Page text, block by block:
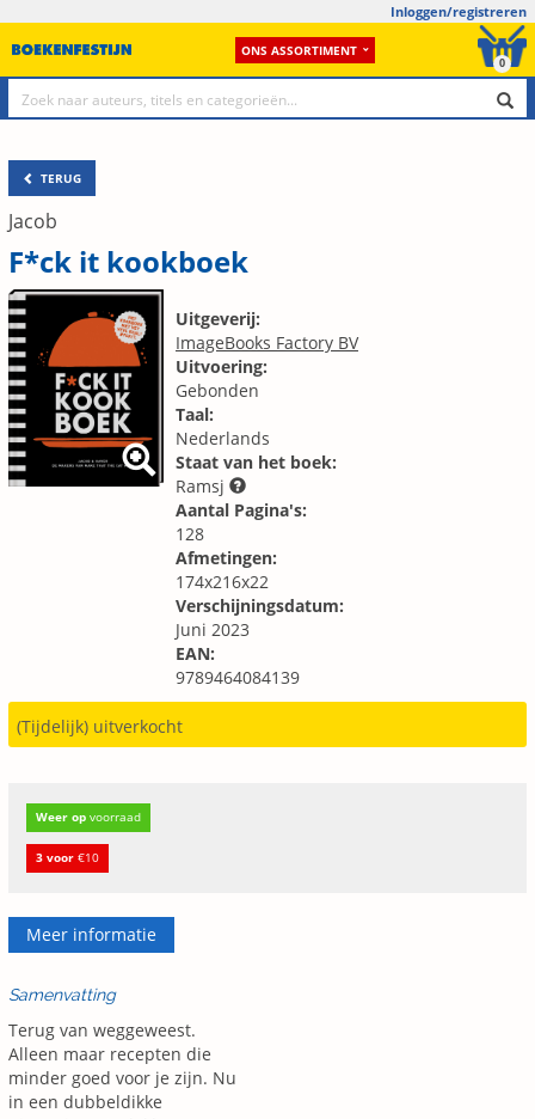
Inloggen/registreren
ONS ASSORTIMENT
0
TERUG
Jacob
F*ck it kookboek
Uitgeverij:
ImageBooks Factory BV
Uitvoering:
Gebonden
Taal:
Nederlands
Staat van het boek:
Ramsj
Aantal Pagina's:
128
Afmetingen:
174x216x22
Verschijningsdatum:
Juni 2023
EAN:
9789464084139
(Tijdelijk) uitverkocht
Weer op voorraad
3 voor €10
Meer informatie
Samenvatting
Terug van weggeweest.
Alleen maar recepten die
minder goed voor je zijn. Nu
in een dubbeldikke